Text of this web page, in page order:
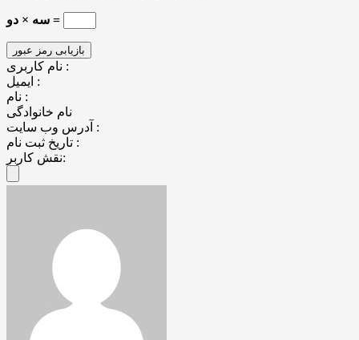
سه × دو =
نام کاربری :
ایمیل :
نام :
نام خانوادگی
آدرس وب سایت :
تاریخ ثبت نام :
نقش کاربر: